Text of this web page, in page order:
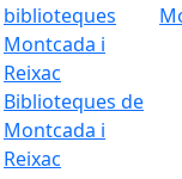
Biblioteques de
Montcada i
Reixac